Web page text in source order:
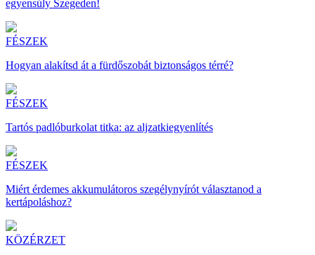
egyensúly Szegeden!
FÉSZEK
Hogyan alakítsd át a fürdőszobát biztonságos térré?
FÉSZEK
Tartós padlóburkolat titka: az aljzatkiegyenlítés
FÉSZEK
Miért érdemes akkumulátoros szegélynyírót választanod a
kertápoláshoz?
KÖZÉRZET